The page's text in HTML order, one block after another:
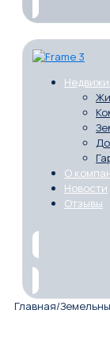
О
Новости
Отзывы
Главная/